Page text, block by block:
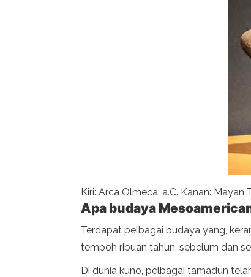
Kiri: Arca Olmeca, a.C. Kanan:
Apa budaya
Terdapat pelbagai budaya yang,
tempoh ribuan tahun, sebelum dan
Di dunia kuno, pelbagai tamadun